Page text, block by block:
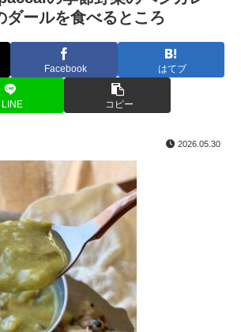
ダールを食べるところ
Facebook はてブ
LINE コピー
2026.05.30